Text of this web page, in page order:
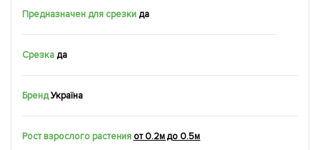
Предназначен для срезки да
Срезкада
БрендУкраїна
Рост взрослого растения от 0.2м до 0.5м